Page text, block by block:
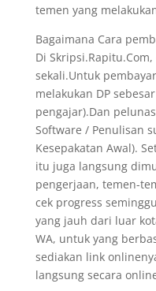
temen yang
Bagaimana Cara
Di
sekali.Untuk
melakukan DP
pengajar).Dan
Software / Penulisan
Kesepakatan Awal).
itu juga langsung
pengerjaan, temen-
cek progress
yang jauh dari luar
WA, untuk yang
sediakan link
langsung secara